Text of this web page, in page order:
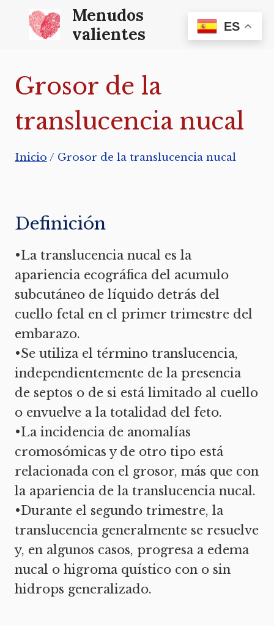
Saltar
Menudos
valientes
Grosor de la
translucencia nucal
Inicio / Grosor de la translucencia nucal
Definición
•La translucencia nucal es la
apariencia ecográfica del acumulo
subcutáneo de líquido detrás del
cuello fetal en el primer trimestre del
embarazo.
•Se utiliza el término translucencia,
independientemente de la presencia
de septos o de si está limitado al cuello
o envuelve a la totalidad del feto.
•La incidencia de anomalías
cromosómicas y de otro tipo está
relacionada con el grosor, más que con
la apariencia de la translucencia nucal.
•Durante el segundo trimestre, la
translucencia generalmente se resuelve
y, en algunos casos, progresa a edema
nucal o higroma quístico con o sin
hidrops generalizado.
ES